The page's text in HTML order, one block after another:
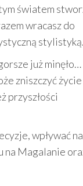
światem
wracasz do
stylistyką.
już minęło…
zniszczyć życie
przyszłości
wpływać na
na Magalanie